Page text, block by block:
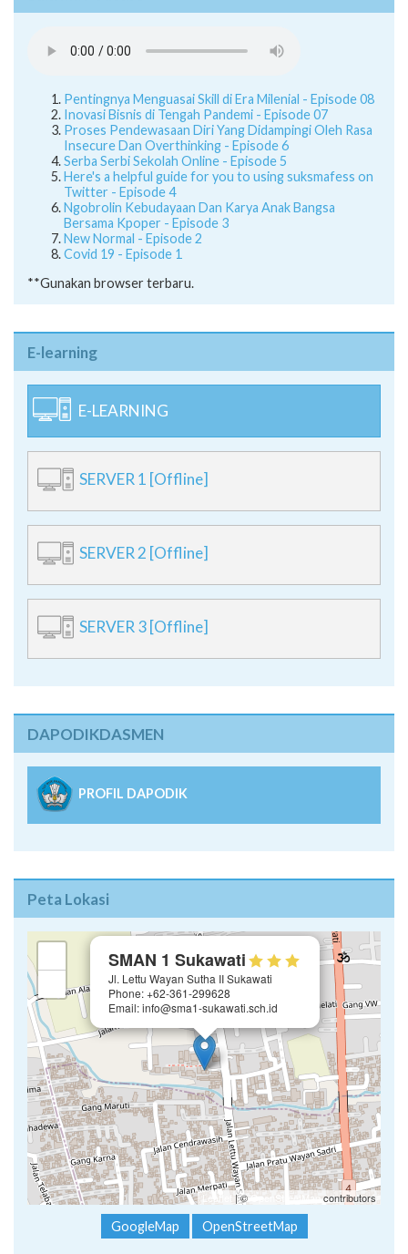
Pentingnya Menguasai Skill di Era Milenial - Episode 08
Inovasi Bisnis di Tengah Pandemi - Episode 07
Proses Pendewasaan Diri Yang Didampingi Oleh Rasa
Insecure Dan Overthinking - Episode 6
Serba Serbi Sekolah Online - Episode 5
Here's a helpful guide for you to using suksmafess on
Twitter - Episode 4
Ngobrolin Kebudayaan Dan Karya Anak Bangsa
Bersama Kpoper - Episode 3
New Normal - Episode 2
Covid 19 - Episode 1
**Gunakan browser terbaru.
E-learning
E-LEARNING
SERVER 1 [Offline]
SERVER 2 [Offline]
SERVER 3 [Offline]
DAPODIKDASMEN
PROFIL DAPODIK
Peta Lokasi
SMAN 1 Sukawati
Jl. Lettu Wayan Sutha II Sukawati
Phone: +62-361-299628
Email: info@sma1-sukawati.sch.id
Leaflet | ©OpenStreetMap contributors
GoogleMap OpenStreetMap